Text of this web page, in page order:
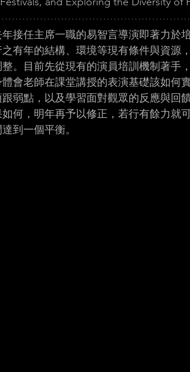
接任主席一職的易智言導演即著力於
有年的結構、環境等現有條件與資源
。目前先從現有的演員培訓機制著手
會老師在課堂講授的表演基礎該如何
弱點，以及學習面對觀眾的反應與回
何，明年再予以修正，若行有餘力就
到一個平衡。